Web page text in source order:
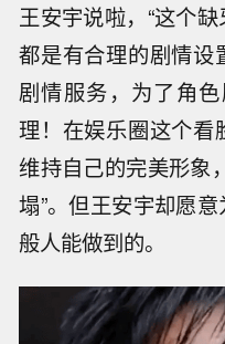
王安宇说啦，“这个
都是有合理的剧情设
剧情服务，为了角
理！在娱乐圈这个看
维持自己的完美形象
塌”。但王安宇却愿
般人能做到的。